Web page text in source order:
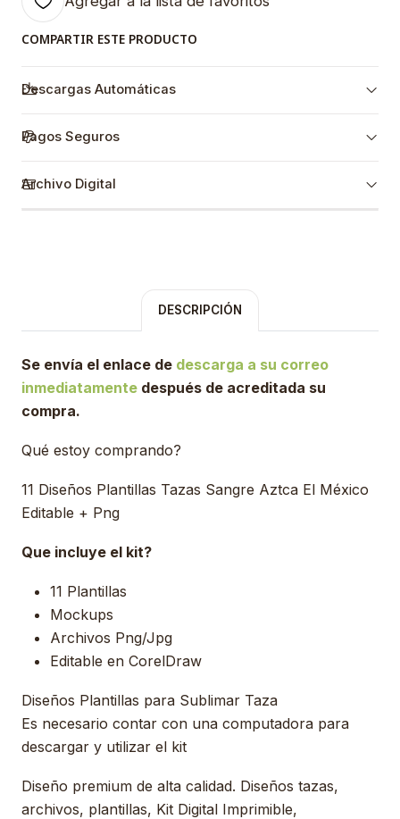
COMPARTIR ESTE PRODUCTO
Descargas Automáticas
Pagos Seguros
Archivo Digital
DESCRIPCIÓN
Se envía el enlace de descarga a su correo
inmediatamente después de acreditada su
compra.
Qué estoy comprando?
11 Diseños Plantillas Tazas Sangre Aztca El México
Editable + Png
Que incluye el kit?
11 Plantillas
Mockups
Archivos Png/Jpg
Editable en CorelDraw
Diseños Plantillas para Sublimar Taza
Es necesario contar con una computadora para
descargar y utilizar el kit
Diseño premium de alta calidad. Diseños tazas,
archivos, plantillas, Kit Digital Imprimible,